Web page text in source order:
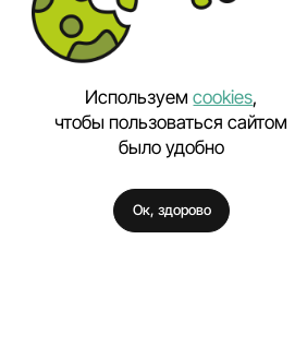
Используемcookies,
чтобы пользоваться сайтом
было удобно
Ок, здорово